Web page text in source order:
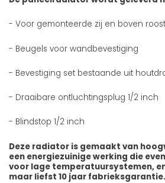
- Voor gemonteerde zij en boven
- Beugels voor wandbevestiging
- Bevestiging set bestaande uit
- Draaibare ontluchtingsplug 1/2 inch
- Blindstop 1/2 inch
Deze radiator is gemaakt van
een energiezuinige werking die
voor lage temperatuursystemen,
maar liefst 10 jaar fabrieksgarantie.